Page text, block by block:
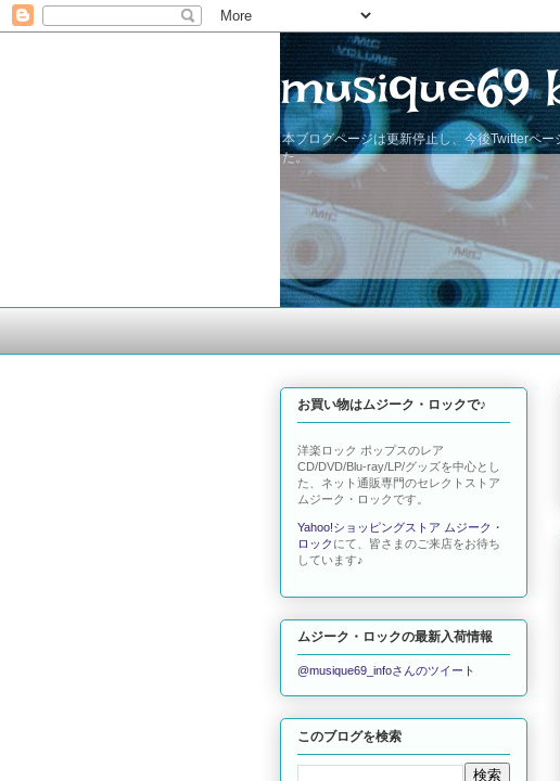
musique69
本ブログページは更新停止し、今後Twitterペ
た。
お買い物はムジーク・ロックで♪
洋楽ロック ポップスのレア
CD/DVD/Blu-ray/LP/グッズを中心とし
た、ネット通販専門のセレクトストア
ムジーク・ロックです。
Yahoo!ショッピングストア ムジーク・
ロック にて、皆さまのご来店をお待ち
しています♪
ムジーク・ロックの最新入荷情報
@musique69_infoさんのツイート
このブログを検索